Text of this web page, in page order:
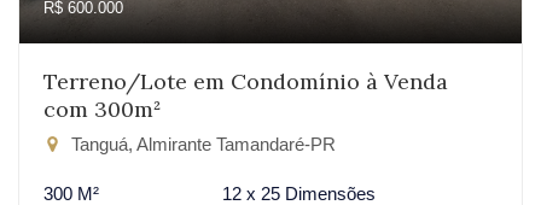
R$ 600.000
Terreno/Lote em Condomínio à Venda
com 300m²
Tanguá, Almirante Tamandaré-PR
300 M² 12 x 25 Dimensões